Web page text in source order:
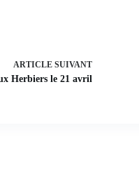
ARTICLESUIVANT
Herbiers le 21 avril